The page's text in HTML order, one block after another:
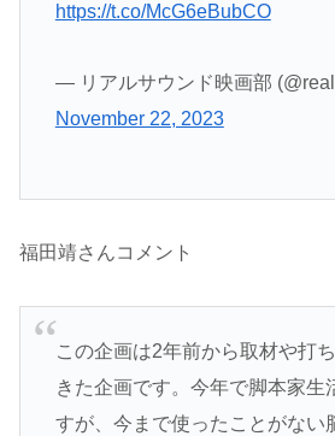
https://t.co/McG6eBubCO
— リアルサウンド映画部
November 22, 2023
福田靖さんコメント
この企画は2年前から取材や打
きた企画です。今年で脚本家生
すが、今まで使ったことがない